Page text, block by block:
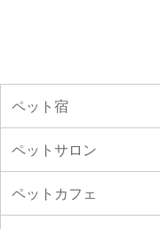
ペット宿
ペットサロン
ペットカフェ